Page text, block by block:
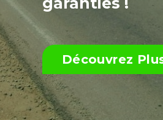
Découvrez